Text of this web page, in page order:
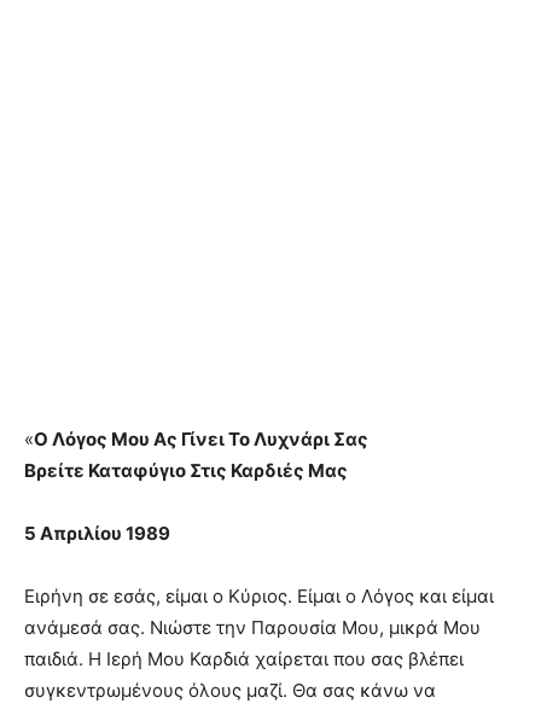
«Ο Λόγος Μου Ας Γίνει Το Λυχνάρι Σας
Βρείτε Καταφύγιο Στις Καρδιές Μας
5 Απριλίου 1989
Ειρήνη σε εσάς, είμαι ο Κύριος. Είμαι ο Λόγος και είμαι
ανάμεσά σας. Νιώστε την Παρουσία Μου, μικρά Μου
παιδιά. Η Ιερή Μου Καρδιά χαίρεται που σας βλέπει
συγκεντρωμένους όλους μαζί. Θα σας κάνω να